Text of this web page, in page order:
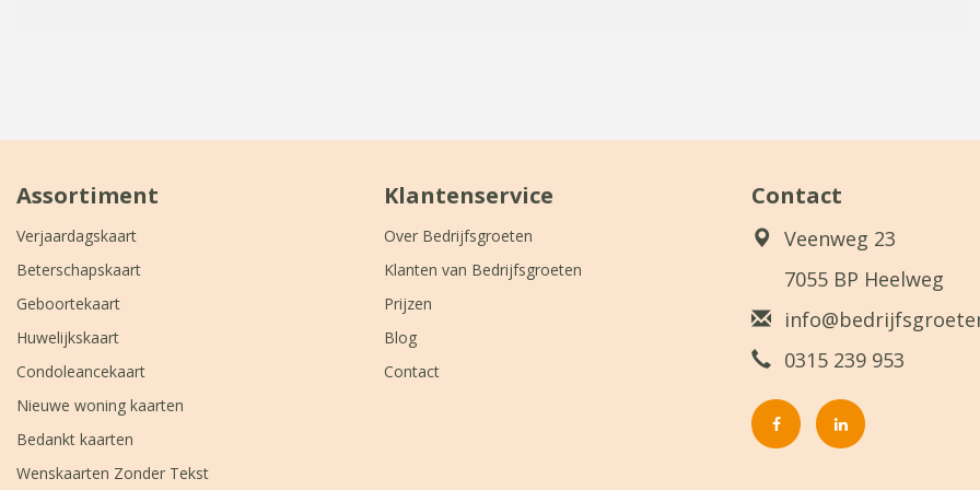
Assortiment
Verjaardagskaart
Beterschapskaart
Geboortekaart
Huwelijkskaart
Condoleancekaart
Nieuwe woning kaarten
Bedankt kaarten
Wenskaarten Zonder Tekst
Klantenservice
Over Bedrijfsgroeten
Klanten van Bedrijfsgroeten
Prijzen
Blog
Contact
Contact
Veenweg 23
7055 BP Heelweg
0315 239 953